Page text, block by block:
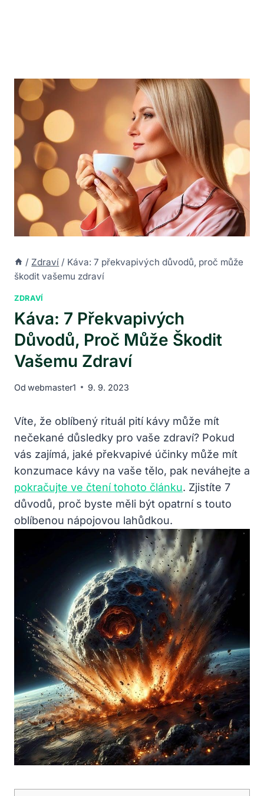
/ Zdraví / Káva: 7 překvapivých důvodů, proč může
škodit vašemu zdraví
ZDRAVÍ
Káva: 7 Překvapivých
Důvodů, Proč Může Škodit
Vašemu Zdraví
Od webmaster1 9. 9. 2023
Víte, že oblíbený rituál pití kávy může mít
nečekané důsledky pro vaše zdraví? Pokud
vás zajímá, jaké překvapivé účinky může mít
konzumace kávy na vaše tělo, pak neváhejte a
pokračujte ve čtení tohoto článku. Zjistíte 7
důvodů, proč byste měli být opatrní s touto
oblíbenou nápojovou lahůdkou.